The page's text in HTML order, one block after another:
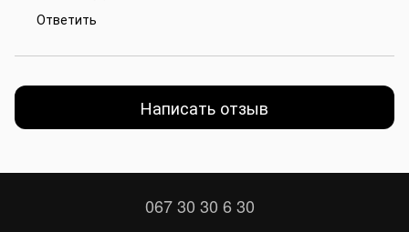
Ответить
Написать отзыв
067 30 30 6 30